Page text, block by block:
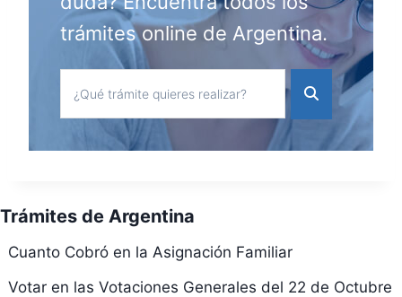
trámites online de Argentina.
Trámites de Argentina
Cuanto Cobró en la Asignación Familiar
Votar en las Votaciones Generales del 22 de Octubre